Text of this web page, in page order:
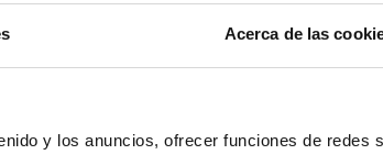
Acerca de las
y los anuncios, ofrecer funciones de redes